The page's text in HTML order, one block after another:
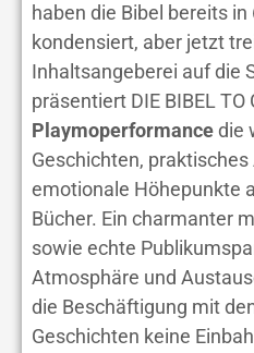
haben die Bibel bereits
kondensiert, aber jetzt
Inhaltsangeberei auf die
präsentiert DIE BIBEL TO
Playmoperformancedie
Geschichten,
emotionale Höhepunkte
Bücher. Ein charmanter
sowie echte
Atmosphäre und
die Beschäftigung mit
Geschichten keine